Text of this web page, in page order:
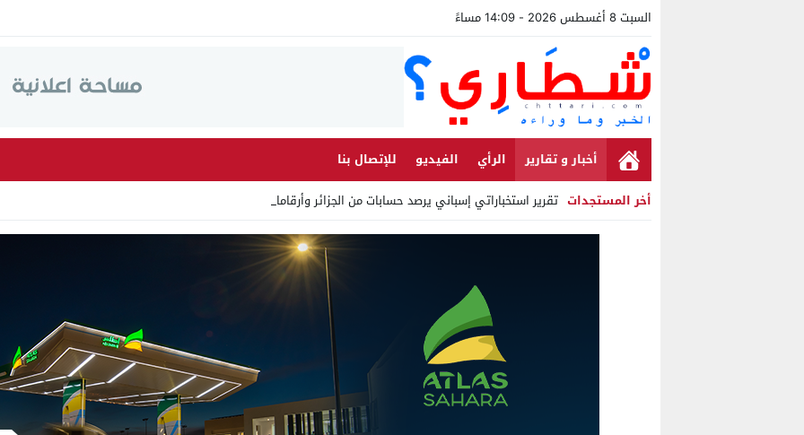
السبت 8 أغسطس 2026 - 14:09 مساءً
أخبار و تقارير الرأي الفيديو
للإتصال بنا
أخر المستجدات تقرير استخباراتي إسباني يرصد حسابات من الجزائر وأرقاما بـ”213+” _
Stop